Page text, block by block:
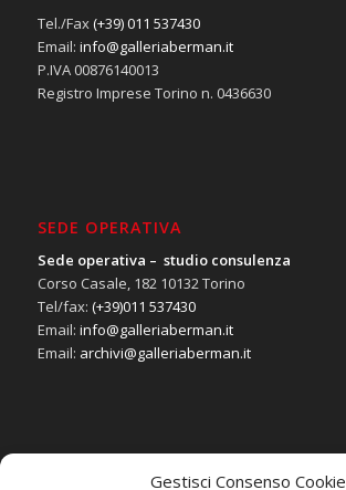
Gestisci Consenso Cookie
Tel./Fax(+39) 011 537430
Email: info@galleriaberman.it
P.IVA 00876140013
Registro Imprese Torino n. 0436630
SEDE OPERATIVA
Sede operativa – studio consulenza
Corso Casale, 182 10132 Torino
Tel/fax: (+39)011 537430
Email: info@galleriaberman.it
Email: archivi@galleriaberman.it